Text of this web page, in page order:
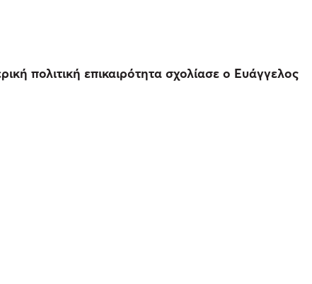
πολιτική επικαιρότητα σχολίασε ο Ευάγγελος